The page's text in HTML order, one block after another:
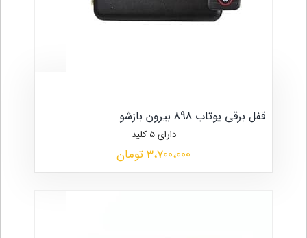
قفل برقی یوتاب 898 بیرون بازشو
دارای 5 کلید
3،700،000 تومان